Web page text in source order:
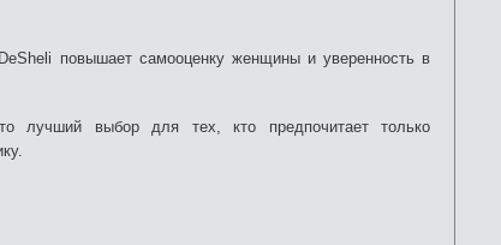
повышает самооценку женщины и уверенность в
лучший выбор для тех, кто предпочитает только